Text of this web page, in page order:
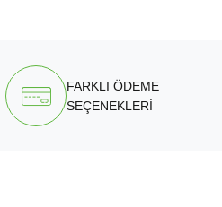
FARKLI ÖDEME
SEÇENEKLERİ